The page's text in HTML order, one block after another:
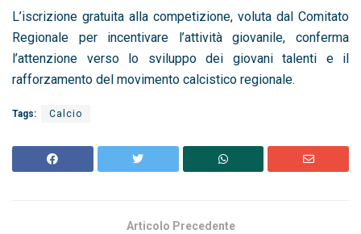
L’iscrizione gratuita alla competizione, voluta dal Comitato
Regionale per incentivare l’attività giovanile, conferma
l’attenzione verso lo sviluppo dei giovani talenti e il
rafforzamento del movimento calcistico regionale.
Tags: Calcio
Articolo Precedente